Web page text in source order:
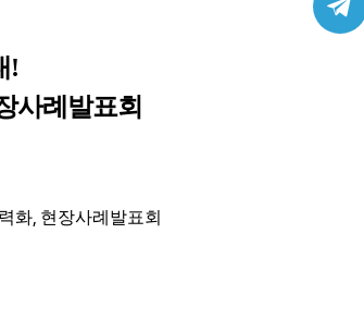
!
사례발표회
화, 현장사례발표회